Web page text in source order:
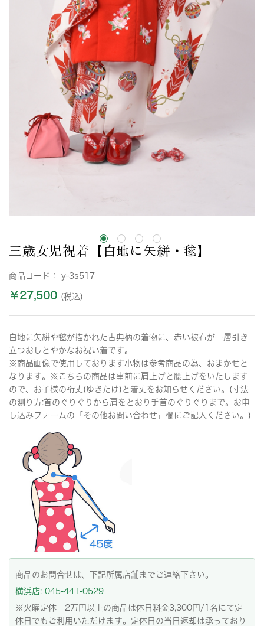
三歳女児祝着【白地に矢絣・毬】
商品コード： y-3s517
￥27,500 (税込)
白地に矢絣や毬が描かれた古典柄の着物に、赤い被布が一層引き
立つおしとやかなお祝い着です。
※商品画像で使用しております小物は参考商品の為、おまかせと
なります。※こちらの商品は事前に肩上げと腰上げをいたします
ので、お子様の裄丈(ゆきたけ)と着丈をお知らせください。(寸法
の測り方:首のぐりぐりから肩をとおり手首のぐりぐりまで。お申
し込みフォームの「その他お問い合わせ」欄にご記入ください。)
商品のお問合せは、下記所属店舗までご連絡下さい。
横浜店: 045-441-0529
※火曜定休 2万円以上の商品は休日料金3,300円/1名にて定
休日でもご利用いただけます。定休日の当日返却は承っており